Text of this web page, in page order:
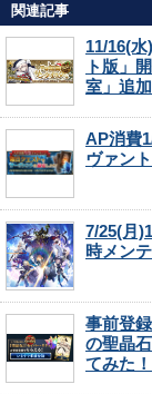
関連記事
11/16(
ト版」
室」追
AP消費
ヴァン
7/25(月
時メン
事前登
の聖晶
てみた！